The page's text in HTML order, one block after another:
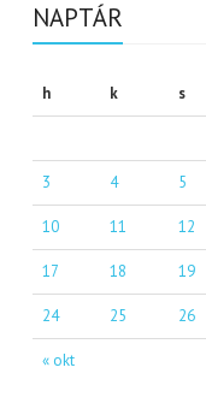
NAPTÁR
h
k s
« okt
3 4 5
10 11 12
17 18 19
24 25 26